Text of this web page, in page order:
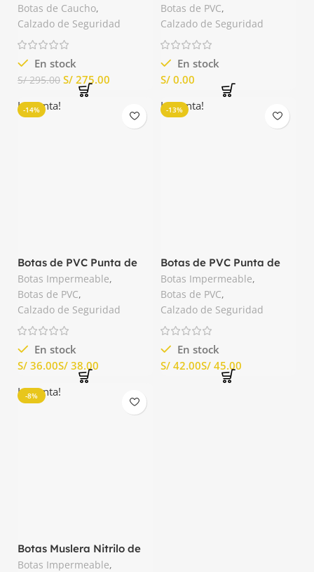
Botas de Caucho,
Calzado de Seguridad
En stock
S/295.00 S/ 275.00
Botas de PVC,
Calzado de Seguridad
En stock
S/
-14%
La venta!
Botas de PVC Punta de
Acero Negro Segusa
Botas Impermeable,
Botas de PVC,
Calzado de Seguridad
En stock
S/
S/
-13%
La venta!
Botas de PVC Punta de
Acero Químico Blanco
Segusa
Botas Impermeable,
Botas de PVC,
Calzado de Seguridad
En stock
S/
S/
-8%
La venta!
Botas Muslera Nitrilo de
Caucho Prensado Segusa
Botas Impermeable,